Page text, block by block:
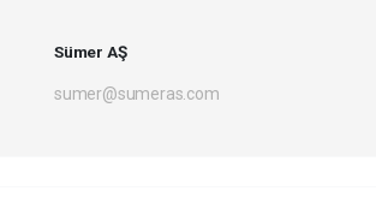
Sümer AŞ
sumer@sumeras.com